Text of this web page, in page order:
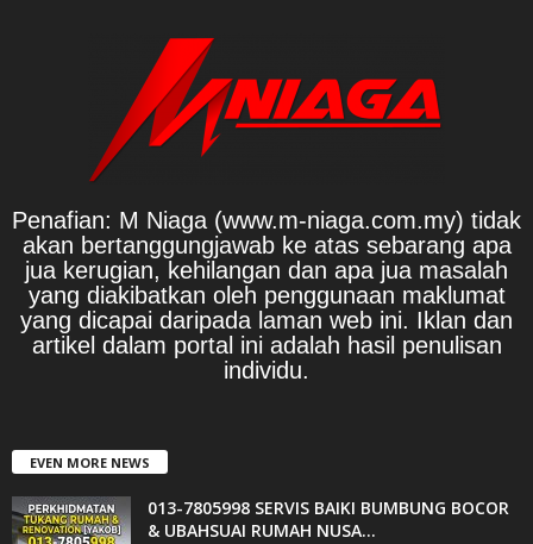
Penafian: M Niaga (www.m-niaga.com.my) tidak
akan bertanggungjawab ke atas sebarang apa
jua kerugian, kehilangan dan apa jua masalah
yang diakibatkan oleh penggunaan maklumat
yang dicapai daripada laman web ini. Iklan dan
artikel dalam portal ini adalah hasil penulisan
individu.
EVEN MORE NEWS
013-7805998 SERVIS BAIKI BUMBUNG BOCOR
& UBAHSUAI RUMAH NUSA...